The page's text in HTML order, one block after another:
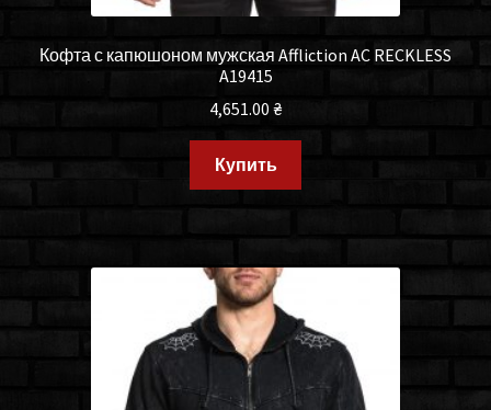
Кофта с капюшоном мужская Affliction AC RECKLESS
A19415
4,651.00 ₴
Купить